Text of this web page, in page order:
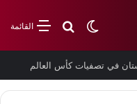
القائمةبحث عن
الوضع المظلم
في تصفيات كأس العالم